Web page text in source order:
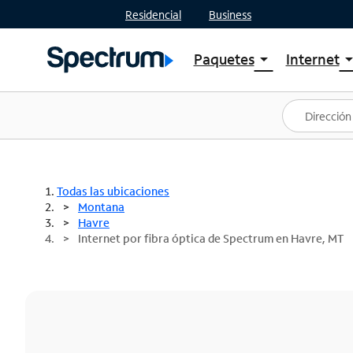
Residencial Business
Paquetesarrow_drop_down
Ver paquetes
Spectrum One
Mejores ofertas
Internetarrow_drop_down
Planes
Todas las ubicaciones
Montana
Havre
Internet por fibra óptica de Spectrum en Havre, MT